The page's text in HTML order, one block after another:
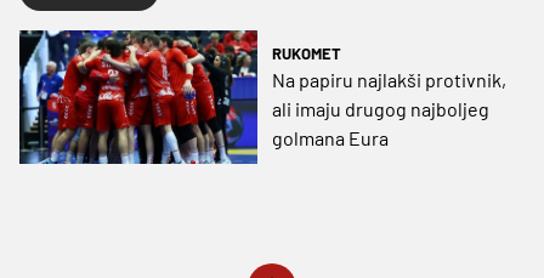
RUKOMET
Na papiru najlakši protivnik,
ali imaju drugog najboljeg
golmana Eura